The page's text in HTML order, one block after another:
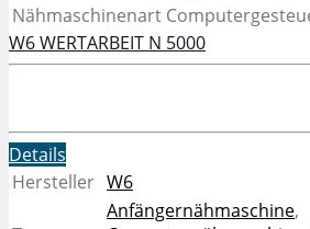
Nähmaschinenart
W6 WERTARBEIT N 5000
Details
Hersteller W6
Anfängernähmaschine,